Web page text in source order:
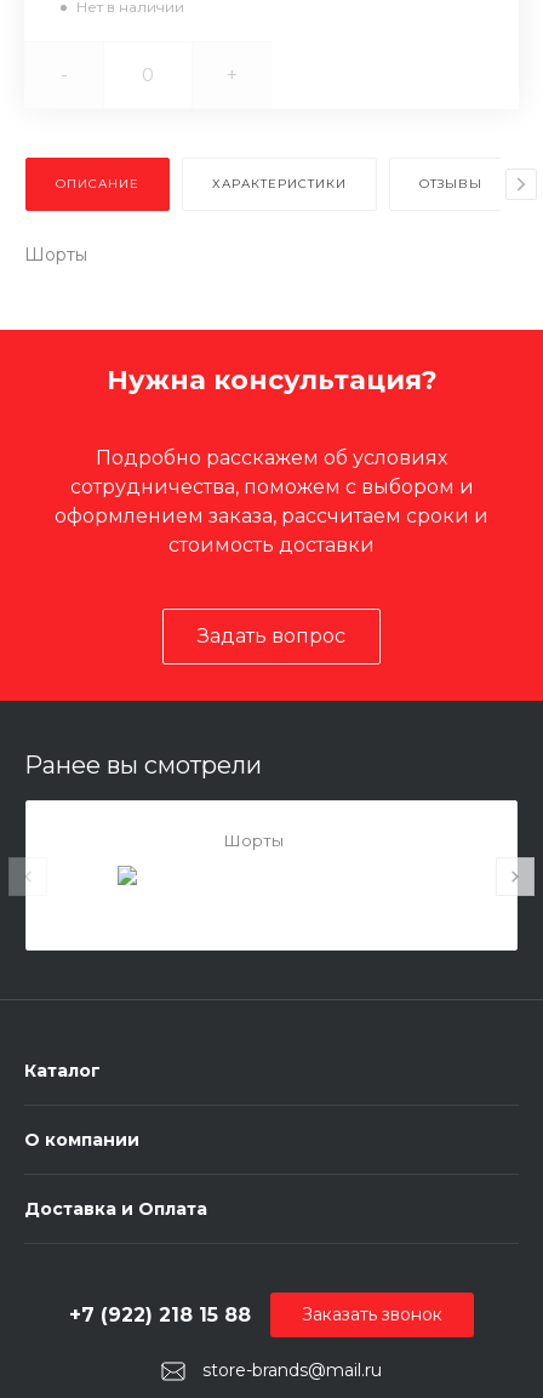
Нет в наличии
- +
ОПИСАНИЕ ХАРАКТЕРИСТИКИ ОТЗЫВЫ
Шорты
Нужна консультация?
Подробно расскажем об условиях
сотрудничества, поможем с выбором и
оформлением заказа, рассчитаем сроки и
стоимость доставки
Задать вопрос
Ранее вы смотрели
Шорты
Каталог
О компании
Доставка и Оплата
store-brands@mail.ru
+7 (922) 218 15 88 Заказать звонок